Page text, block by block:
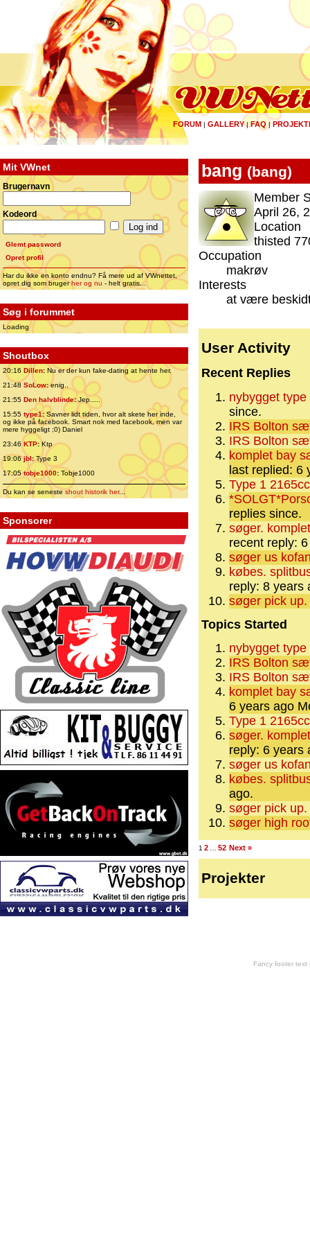
FORUM | GALLERY|FAQ |
Mit VWnet
Brugernavn
Kodeord
Glemt password
Opret profil
Har du ikke en konto endnu? Få mere ud af VWnettet,
opret dig som brugerher og nu - helt gratis...
Søg i forummet
Loading
Shoutbox
20:16 Dillen: Nu er der kun fake-dating at hente her.
21:48 SoLow:enig..
21:55 Den halvblinde:Jep.....
15:55 type1:Savner lidt tiden, hvor alt skete her inde,
og ikke på facebook. Smart nok med facebook, men var
mere hyggeligt ;0) Daniel
23:46 KTP:Ktp
19:06jbl:Type 3
17:05tobje1000: Tobje1000
Du kan se senesteshout historik her...
Sponsorer
bang (bang)
Member
April 26,
Location
thisted
Occupation
makrøv
Interests
at være
User Activity
Recent Replies
nybygget
since.
IRS Bolton
IRS Bolton
komplet bay
last replied: 6
Type 1
replies since.
søger.
recent reply:
søger us
købes.
reply: 8 years
søger pick up.
Topics Started
nybygget
IRS Bolton
IRS Bolton
komplet bay
6 years ago
Type 1
søger.
reply: 6 years
søger us
købes.
ago.
søger pick up.
søger high
1 2 52 Next »
Projekter
Fancy footer